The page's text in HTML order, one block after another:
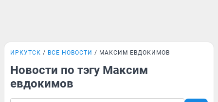
ИРКУТСК ВСЕ НОВОСТИ МАКСИМ ЕВДОКИМОВ
Новости по тэгу Максим
евдокимов